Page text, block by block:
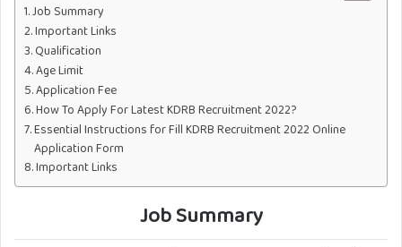
Job Summary
Important Links
Qualification
Age Limit
Application Fee
How To Apply For Latest KDRB Recruitment 2022?
Essential Instructions for Fill KDRB Recruitment 2022 Online
Application Form
Important Links
Job Summary